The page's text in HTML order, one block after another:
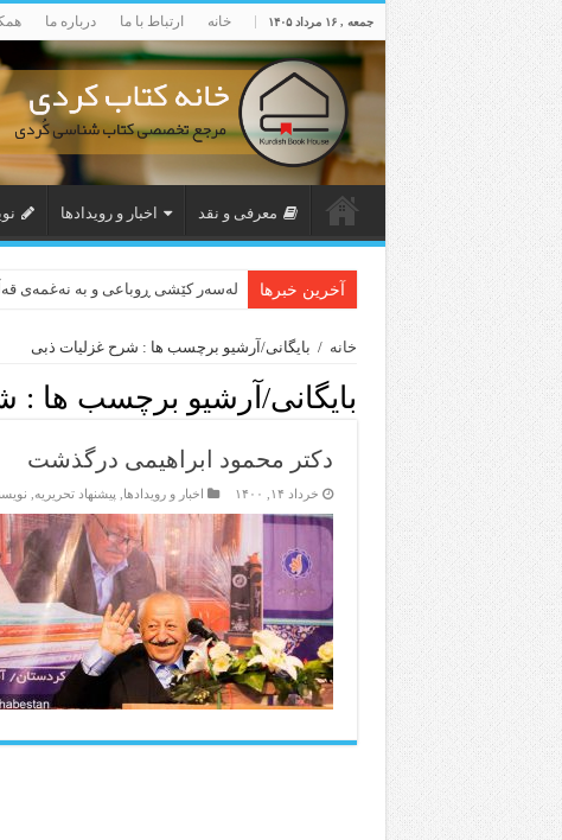
جمعه , ۱۶ مرداد ۱۴۰۵ خانه ارتباط با ما درباره ما
معرفی و نقد اخبار و رویدادها
آخرین خبرها لەسەر کێشی ڕوباعی و به نەغمەی
خانه / بایگانی/آرشیو برچسب ها : شرح غزلیات ذبی
بایگانی/آرشیو برچسب ها :
دکتر محمود ابراهیمی درگذشت
خرداد ۱۴, ۱۴۰۰ اخبار و رویدادها پیشنهاد تحریریه